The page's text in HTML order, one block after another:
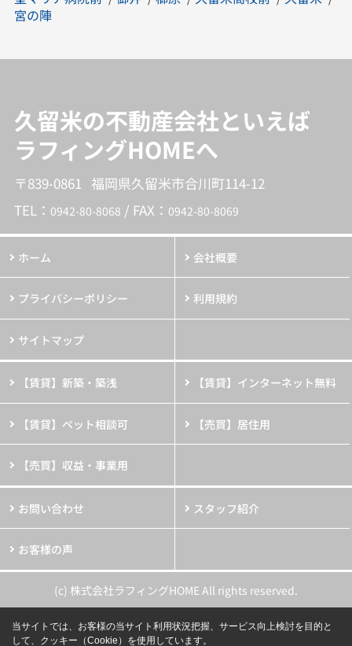
宮の陣
久留米の不動産会社といえば
ラフィングHOMEへ
〒839-0861 福岡県久留米市合川町114-12
TEL： 0942-80-8068 / FAX： 0942-80-8069
ホーム 会社概要
プライバシーポリシー 利用規約
サイトマップ
【賃貸】新築・築浅 【賃貸】インターネット無料
【賃貸】ペット相談可 【売買】居住用
【売買】収益・事業用
お問い合わせ スタッフ紹介
お客様の声
(c) 株式会社ラフィングHOME All rights reserved.
当サイトでは、お客様の当サイト利用状況把握、サービス向上検討を目的と
して、クッキー（Cookie）を使用しています。